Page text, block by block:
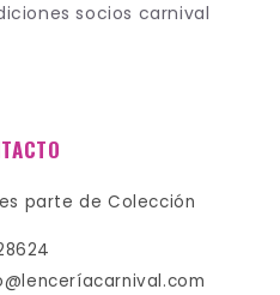
socios carnival
parte de Colección